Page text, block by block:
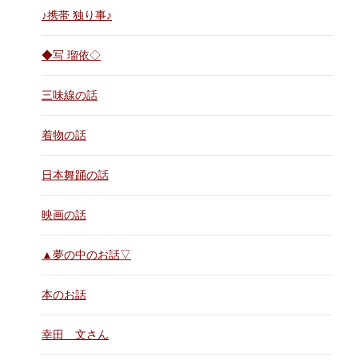
♪携帯 独り事♪
◆写 瑠依◇
三味線の話
着物の話
日本舞踊の話
映画の話
▲夢の中のお話▽
本のお話
幸田 文さん